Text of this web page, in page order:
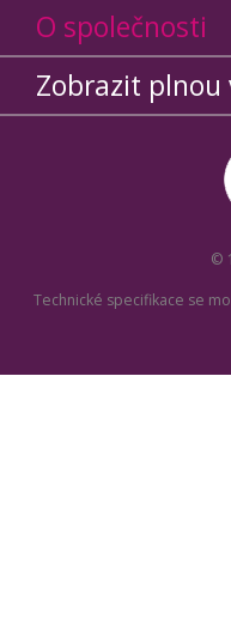
O společnosti
Zobrazit plnou
©
Technické specifikace se